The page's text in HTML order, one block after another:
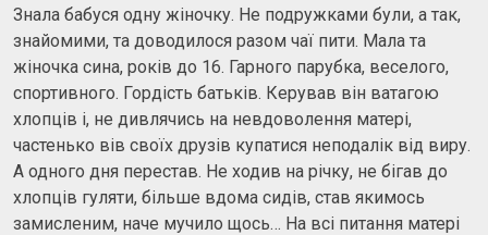
Знала бабуся одну жіночку. Не подружками були, а так,
знайомими, та доводилося разом чаї пити. Мала та
жіночка сина, років до 16. Гарного парубка, веселого,
спортивного. Гордість батьків. Керував він ватагою
хлопців і, не дивлячись на невдоволення матері,
частенько вів своїх друзів купатися неподалік від виру.
А одного дня перестав. Не ходив на річку, не бігав до
хлопців гуляти, більше вдома сидів, став якимось
замисленим, наче мучило щось… На всі питання матері